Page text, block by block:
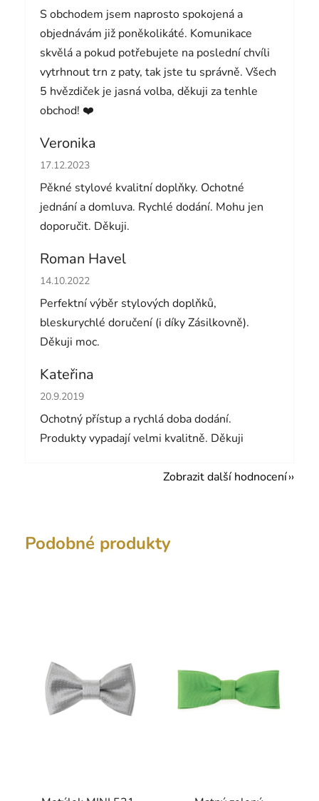
S obchodem jsem naprosto spokojená a
objednávám již poněkolikáté. Komunikace
skvělá a pokud potřebujete na poslední chvíli
vytrhnout trn z paty, tak jste tu správně. Všech
5 hvězdiček je jasná volba, děkuji za tenhle
obchod! ❤️
Veronika
Hodnocení obchodu je 5 z 5 hvězdiček.
17.12.2023
Pěkné stylové kvalitní doplňky. Ochotné
jednání a domluva. Rychlé dodání. Mohu jen
doporučit. Děkuji.
Roman Havel
Hodnocení obchodu je 5 z 5 hvězdiček.
14.10.2022
Perfektní výběr stylových doplňků,
bleskurychlé doručení (i díky Zásilkovně).
Děkuji moc.
Kateřina
Hodnocení obchodu je 5 z 5 hvězdiček.
20.9.2019
Ochotný přístup a rychlá doba dodání.
Produkty vypadají velmi kvalitně. Děkuji
Zobrazit další hodnocení
Podobné produkty